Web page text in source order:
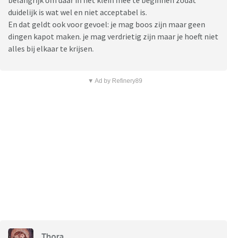
duidelijk is wat wel en niet acceptabel is.
En dat geldt ook voor gevoel: je mag boos zijn maar geen
dingen kapot maken. je mag verdrietig zijn maar je hoeft niet
alles bij elkaar te krijsen.
▼ Ad by Refinery89